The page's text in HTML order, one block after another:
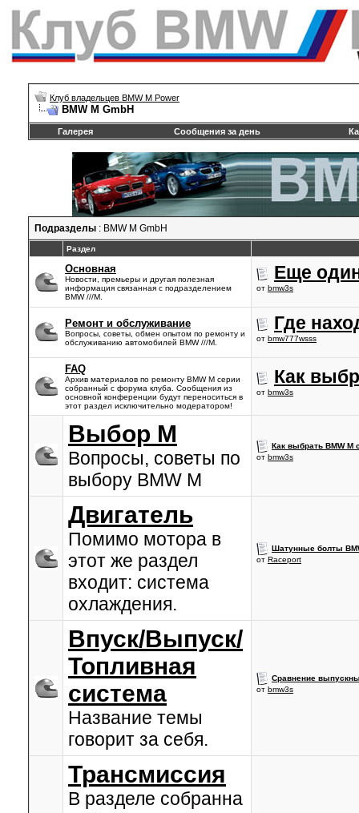
Клуб владельцев BMW M Power
BMW M GmbH
Галерея Сообщения за день
Подразделы : BMW M GmbH
Раздел
Основная
Новости, премьеры и другая полезная
информация связанная с подразделением
BMW ///М.
Еще
от bmw3s
Ремонт и обслуживание
Вопросы, советы, обмен опытом по ремонту и
обслуживанию автомобилей BMW ///М.
Где
от bmw777wsss
FAQ
Архив материалов по ремонту BMW M серии
собранный с форума клуба. Сообщения из
основной конференции будут переноситься в
этот раздел исключительно модератором!
Как
от bmw3s
Выбор М
Вопросы, советы по
выбору BMW M
Как выбрать BMW M
от bmw3s
Двигатель
Помимо мотора в
этот же раздел
входит: система
охлаждения.
Шатунные болты
от Raceport
Впуск/Выпуск/
Топливная
система
Название темы
говорит за себя.
Сравнение
от bmw3s
Трансмиссия
В разделе собранна